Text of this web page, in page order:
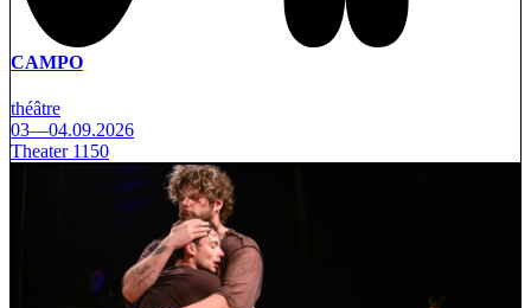
CAMPO
théâtre
03—04.09.2026
Theater 1150